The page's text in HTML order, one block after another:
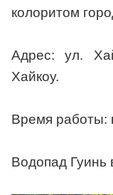
колоритом
Адрес: ул.
Хайкоу.
Время работы:
Водопад Гуинь